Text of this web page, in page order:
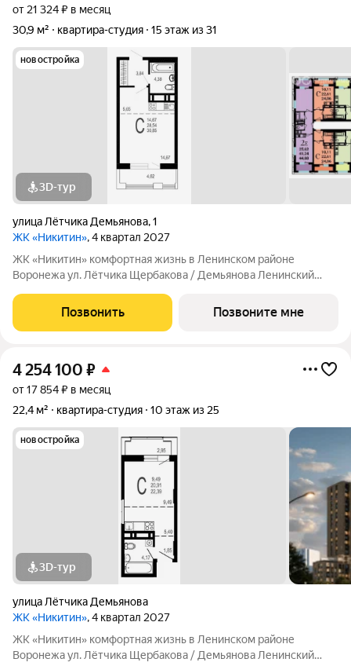
от 21 324 ₽ в месяц
30,9 м²
квартира-студия 15 этаж из 31
новостройка
3D-тур
улица Лётчика Демьянова,1
ЖК «Никитин», 4 квартал 2027
ЖК «Никитин» комфортная жизнь в Ленинском районе
Воронежа ул. Лётчика Щербакова / Демьянова Ленинский
Современный жилой комплекс в тихом центре города. Рядом
цирк, парк им. Дурова, ТЦ,
Позвонить Позвоните мне
4 254 100 ₽
от 17 854 ₽ в месяц
22,4 м²
квартира-студия 10 этаж из 25
новостройка
3D-тур
улица Лётчика Демьянова
ЖК «Никитин», 4 квартал 2027
ЖК «Никитин» комфортная жизнь в Ленинском районе
Воронежа ул. Лётчика Щербакова / Демьянова Ленинский